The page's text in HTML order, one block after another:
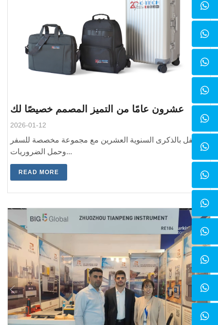
عشرون عامًا من التميز المصمم خصيصًا لك
2026-01-12
احتفل بالذكرى السنوية العشرين مع مجموعة مخصصة للسفر
وحمل الضروريات...
READ MORE